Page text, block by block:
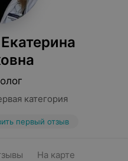
категория
первый отзыв
На карте